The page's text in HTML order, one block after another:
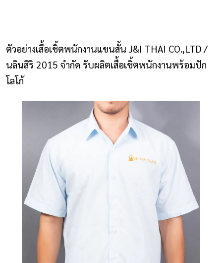
ติดต่อเรา
รายการโปรด
โปรแกรมออกแบบยูนิฟอร์ม
เสื้อแจ็คเก็ต
เสื้อยืดคอกลม
ตัวอย่างเสื้อเชิ้ตพนักงานแขนสั้น J&I THAI CO.,LTD /
นลินสิริ 2015 จำกัด รับผลิตเสื้อเชิ้ตพนักงานพร้อมปัก
โลโก้